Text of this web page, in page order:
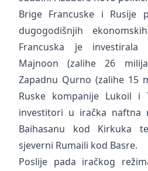
Brige Francuske i Rusije
dugogodišnjih
Francuska je
Majnoon (zalihe 26
Zapadnu Qurno (zalihe 15
Ruske kompanije Lukoil i
investitori u iračka naftna
Baihasanu kod Kirkuka
sjeverni Rumaili kod Basre.
Poslije pada iračkog